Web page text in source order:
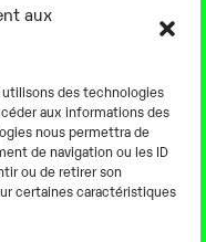
aux
des technologies
aux informations des
nous permettra de
de navigation ou les ID
ou de retirer son
certaines caractéristiques